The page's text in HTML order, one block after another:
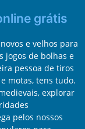
grátis
e velhos para
jogos de bolhas e
pessoa de tiros
motas, tens tudo.
explorar
pelos nossos